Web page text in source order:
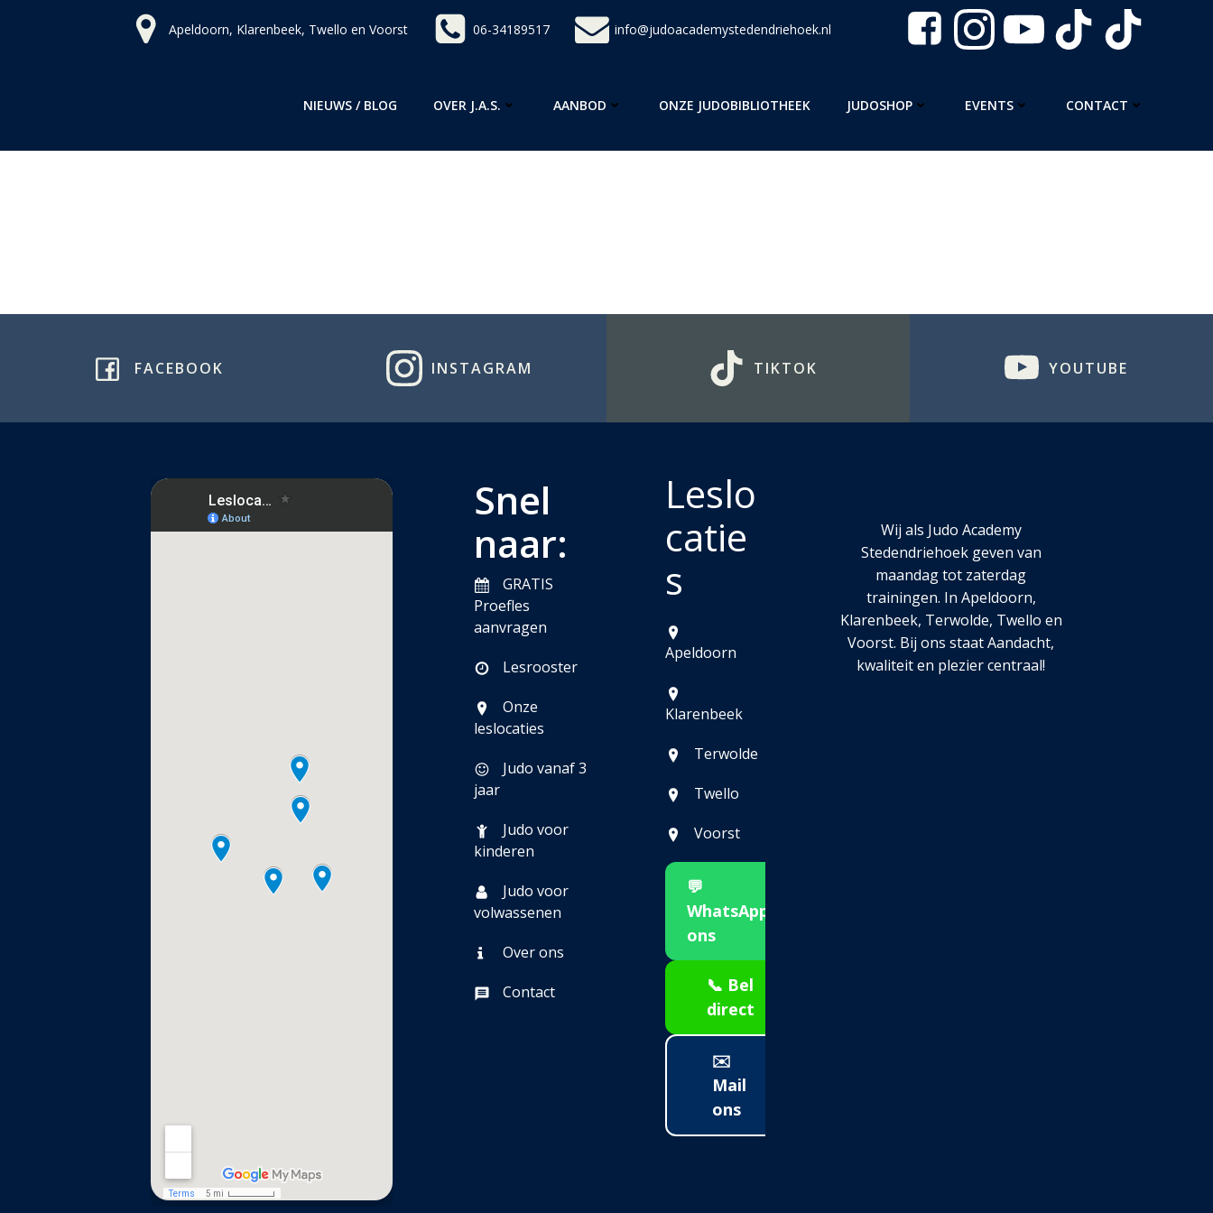
Apeldoorn, Klarenbeek, Twello en Voorst 06-34189517 info@judoacademystedendriehoek.nl
NIEUWS / BLOG OVER J.A.S. AANBOD ONZE JUDOBIBLIOTHEEK JUDOSHOP EVENTS CONTACT
FACEBOOK INSTAGRAM TIKTOK YOUTUBE
Snel
naar:
GRATIS
Proefles
aanvragen
Lesrooster
Onze
leslocaties
Judo vanaf 3
jaar
Judo voor
kinderen
Judo voor
volwassenen
Over ons
Contact
Leslo
catie
s
Apeldoorn
Klarenbeek
Terwolde
Twello
Voorst
💬
WhatsApp
ons
📞 Bel
direct
✉️
Mail
ons
Wij als Judo Academy
Stedendriehoek geven van
maandag tot zaterdag
trainingen. In Apeldoorn,
Klarenbeek, Terwolde, Twello en
Voorst. Bij ons staat Aandacht,
kwaliteit en plezier centraal!